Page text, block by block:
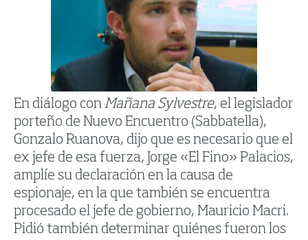
En diálogo con Mañana Sylvestre, el legislador
porteño de Nuevo Encuentro (Sabbatella),
Gonzalo Ruanova, dijo que es necesario que el
ex jefe de esa fuerza, Jorge «El Fino» Palacios,
amplíe su declaración en la causa de
espionaje, en la que también se encuentra
procesado el jefe de gobierno, Mauricio Macri.
Pidió también determinar quiénes fueron los